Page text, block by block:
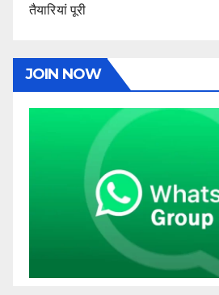
तैयारियां पूरी
JOIN NOW